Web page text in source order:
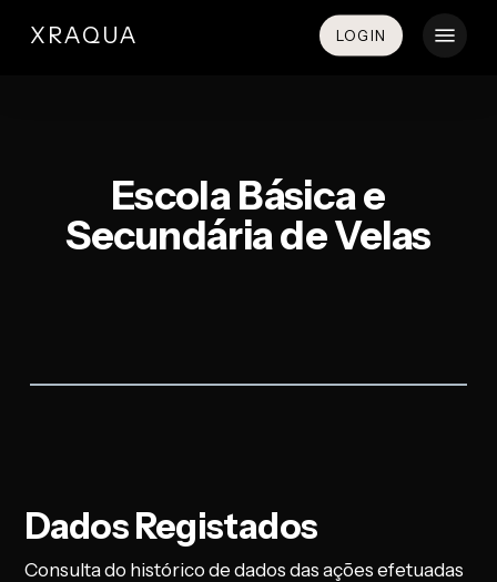
XRAQUA LOGIN
Escola Básica e
Secundária de Velas
Dados Registados
Consulta do histórico de dados das ações efetuadas